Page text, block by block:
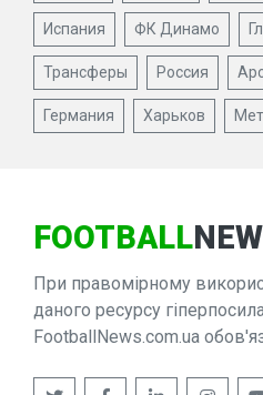
Испания ФК Динамо
Трансферы Россия
Германия Харьков
FOOTBALL
При правомірному
даного ресурсу
FootballNews.com.ua